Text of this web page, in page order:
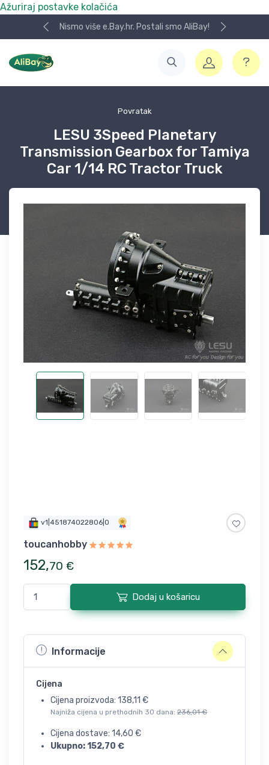
Ažuriraj postavke kolačića
Nismo više e.Bay.hr. Postali smo AliBay!
Povratak
LESU 3Speed Planetary
Transmission Gearbox for Tamiya
Car 1/14 RC Tractor Truck
v1|451874022806|0
toucanhobby
152,70 €
Dodaj u košaricu
Informacije
Cijena
Cijena proizvoda: 138,11 €
Najniža cijena u prethodnih 30 dana: 236,01 €
Cijena dostave: 14,60 €
Ukupno:152,70 €